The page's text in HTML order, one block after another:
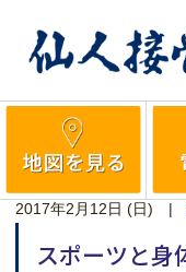
2017年2月12日 (日)
スポーツと